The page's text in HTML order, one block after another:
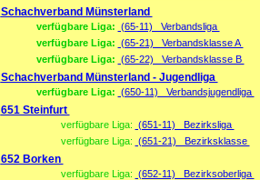
Schachverband Münsterland
verfügbare Liga: (65-11) Verbandsliga
verfügbare Liga: (65-21) Verbandsklasse A
verfügbare Liga: (65-22) Verbandsklasse B
Schachverband Münsterland - Jugendliga
verfügbare Liga: (650-11) Verbandsjugendliga
651 Steinfurt
verfügbare Liga: (651-11) Bezirksliga
verfügbare Liga: (651-21) Bezirksklasse
652 Borken
verfügbare Liga: (652-11) Bezirksoberliga